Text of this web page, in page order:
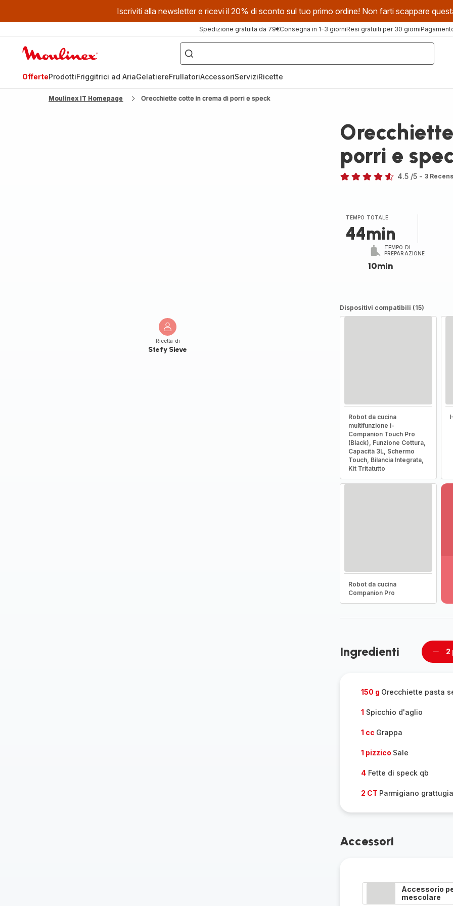
Iscriviti alla newsletter e ricevi il 20% di sconto sul tuo primo ordine! Non farti scappare
Spedizione gratuita da 79€Consegna in 1-3 giorniResi gratuiti per 30 giorni
Cosa
stai
cercando?
OfferteProdottiFriggitrici ad AriaGelatiereFrullatoriAccessoriServiziRicette
Moulinex IT Homepage Orecchiette cotte in crema di porri e speck
Ricetta di
Stefy Sieve
porri e
4.5 /5 - 3
TEMPO TOTALE
44min
TEMPO DI
PREPARAZIONE
10min
Dispositivi compatibili (15)
Robot da cucina
multifunzione i-
Companion Touch Pro
(Black), Funzione Cottura,
Capacità 3L, Schermo
Touch, Bilancia Integrata,
Kit Tritatutto
Robot da cucina
Companion Pro
Ingredienti 2
150 g Orecchiette pasta
1 Spicchio d'aglio
1 cc Grappa
1 pizzico Sale
4Fette di speck qb
2 CT Parmigiano
Accessori
Accessorio
mescolare